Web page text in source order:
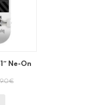
Ne-On
€